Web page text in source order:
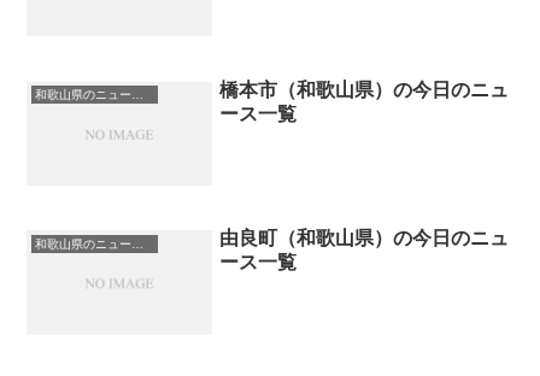
橋本市（和歌山県）の今日のニュ
ース一覧
由良町（和歌山県）の今日のニュ
ース一覧